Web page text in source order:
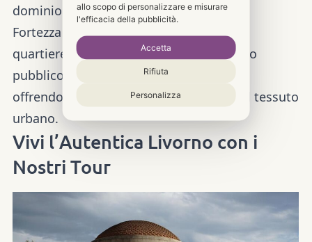
dominio della famiglia Medici.
Fortezza Nuova:Immersa nel cuore del
quartiere Venezia Nuova, è oggi un
parco
pubblico raggiungibile attraverso ponti,
offrendo scorci magnifici sui canali e sul tessuto
urbano.
Vivi l’Autentica Livorno con i
Nostri Tour
allo scopo di personalizzare e misurare
l'efficacia della pubblicità.
Accetta
Rifiuta
Personalizza